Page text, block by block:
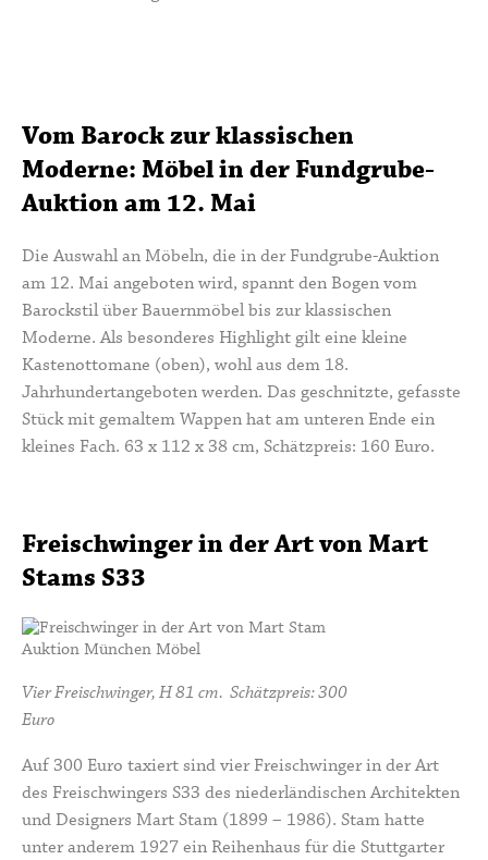
Vom Barock zur klassischen
Moderne: Möbel in der Fundgrube-
Auktion am 12. Mai
Die Auswahl an Möbeln, die in der Fundgrube-Auktion
am 12. Mai angeboten wird, spannt den Bogen vom
Barockstil über Bauernmöbel bis zur klassischen
Moderne. Als besonderes Highlight gilt eine kleine
Kastenottomane (oben), wohl aus dem 18.
Jahrhundertangeboten werden. Das geschnitzte, gefasste
Stück mit gemaltem Wappen hat am unteren Ende ein
kleines Fach. 63 x 112 x 38 cm, Schätzpreis: 160 Euro.
Freischwinger in der Art von Mart
Stams S33
Vier Freischwinger, H 81 cm. Schätzpreis: 300
Euro
Auf 300 Euro taxiert sind vier Freischwinger in der Art
des Freischwingers S33 des niederländischen Architekten
und Designers Mart Stam (1899 – 1986). Stam hatte
unter anderem 1927 ein Reihenhaus für die Stuttgarter